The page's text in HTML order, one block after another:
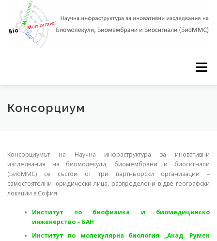
Skip to content
Menu
English
Консорциум
Консорциумът на Научна инфраструктура за иновативни
изследвания на биомолекули, биомембрани и биосигнали
(БиоММС) се състои от три партньорски организации –
самостоятелни юридически лица, разпределени в две географски
локации в София:
Институт по биофизика и биомедицинско
инженерство – БАН
Институт по молекулярна биология „Акад. Румен